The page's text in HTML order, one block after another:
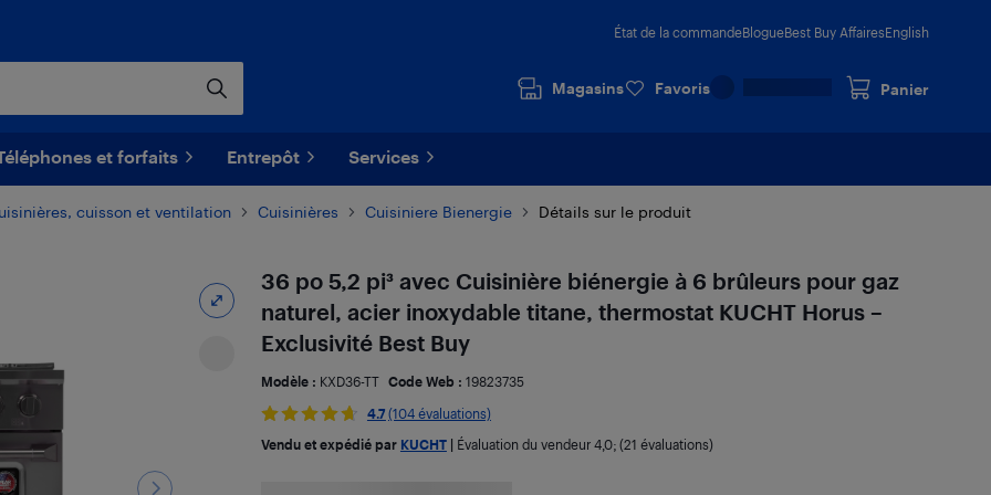
État de la commandeBlogueBest Buy AffairesEnglish
Magasins Favoris Panier
et forfaits Entrepôt Services
cuisson et ventilation Cuisinières Cuisiniere Bienergie Détails sur le produit
36 po 5,2 pi³ avec Cuisinière biénergie à 6 brûleurs pour gaz
naturel, acier inoxydable titane, thermostat KUCHT Horus –
Exclusivité Best Buy
Modèle : KXD36-TT Code Web : 19823735
4.7 (104 évaluations)
Vendu et expédié par KUCHT| Évaluation du vendeur 4,0; (21 évaluations)